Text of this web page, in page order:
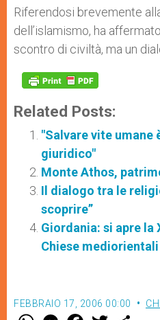
Riferendosi brevemente
dell’islamismo, ha
scontro di civiltà, ma un
Related Posts:
"Salvare vite umane
giuridico"
Monte Athos,
Il dialogo tra le
scoprire”
Giordania: si apre la
Chiese mediorientali
FEBBRAIO 17, 2006 00:00
W M F